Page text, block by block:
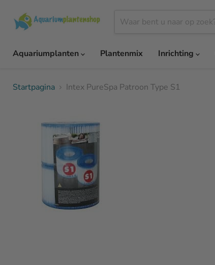
Aquariumplanten
Plantenmix Inrichting
Startpagina Intex PureSpa Patroon Type S1